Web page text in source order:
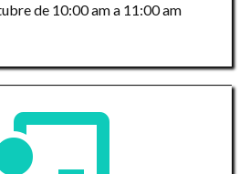
de 10:00 am a 11:00 am